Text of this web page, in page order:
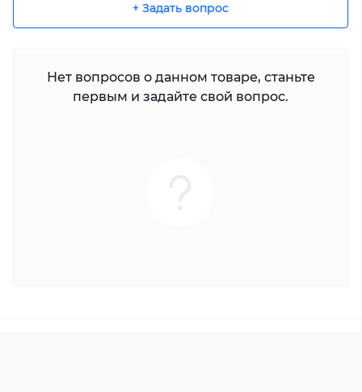
+ Задать вопрос
Нет вопросов о данном товаре, станьте
первым и задайте свой вопрос.